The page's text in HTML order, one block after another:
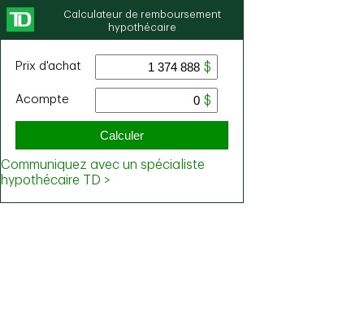
Calculateur de remboursement
hypothécaire
Prix ​​d'achat
Acompte
Calculer
Communiquez avec un spécialiste
hypothécaire TD >